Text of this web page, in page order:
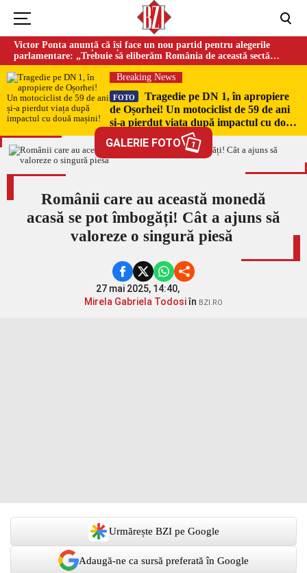
Victor Ponta anunță că își face un nou partid pentru alegerile
parlamentare: „Trebuie să eliberăm România de această sectă
globalistă”
Breaking News
FOTO
Tragedie pe DN 1, în apropiere
de Oșorhei! Un motociclist de 59 de ani
și-a pierdut viața după impactul cu două
GALERIE FOTO 1
Românii care au această monedă
acasă se pot îmbogăți! Cât a ajuns să
valoreze o singură piesă
27 mai 2025, 14:40,
Mirela Gabriela Todosiîn BZI.RO
Urmărește BZI pe Google
Adaugă-ne ca sursă preferată în Google